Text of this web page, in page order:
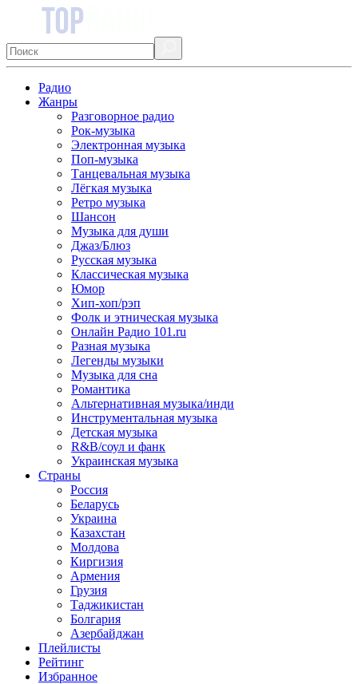
Радио
Жанры
Разговорное радио
Рок-музыка
Электронная музыка
Поп-музыка
Танцевальная музыка
Лёгкая музыка
Ретро музыка
Шансон
Музыка для души
Джаз/Блюз
Русская музыка
Классическая музыка
Юмор
Хип-хоп/рэп
Фолк и этническая музыка
Онлайн Радио 101.ru
Разная музыка
Легенды музыки
Музыка для сна
Романтика
Альтернативная музыка/инди
Инструментальная музыка
Детская музыка
R&B/cоул и фанк
Украинская музыка
Страны
Россия
Беларусь
Украина
Казахстан
Молдова
Киргизия
Армения
Грузия
Таджикистан
Болгария
Азербайджан
Плейлисты
Рейтинг
Избранное